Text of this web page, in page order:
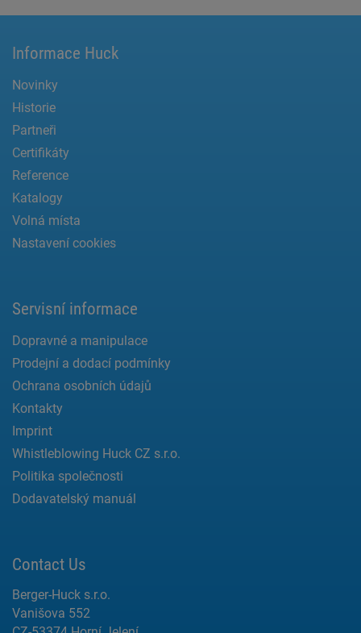
Informace Huck
Novinky
Historie
Partneři
Certifikáty
Reference
Katalogy
Volná místa
Nastavení cookies
Servisní informace
Dopravné a manipulace
Prodejní a dodací podmínky
Ochrana osobních údajů
Kontakty
Imprint
Whistleblowing Huck CZ s.r.o.
Politika společnosti
Dodavatelský manuál
Contact Us
Berger-Huck s.r.o.
Vanišova 552